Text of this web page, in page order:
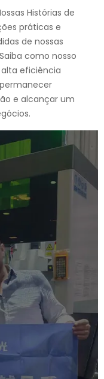
Histórias de
práticas e
de nossas
como nosso
eficiência
e alcançar um